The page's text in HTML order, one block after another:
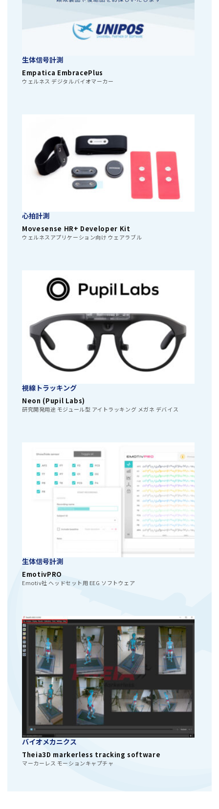
生体信号計測
Empatica EmbracePlus
ウェルネス デジタルバイオマーカー
心拍計測
Movesense HR+ Developer Kit
ウェルネスアプリケーション向け ウェアラブル
視線トラッキング
Neon (Pupil Labs)
研究開発用途 モジュール型 アイトラッキング メガネ デバイス
生体信号計測
EmotivPRO
Emotiv社 ヘッドセット用 EEG ソフトウェア
バイオメカニクス
Theia3D markerless tracking software
マーカーレス モーションキャプチャ